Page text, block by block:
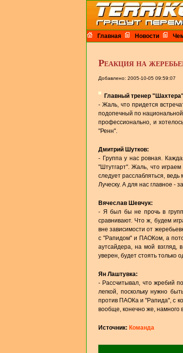
Главная Новости
Реакция на
Добавлено: 2005-10-05 09:59:07
Главный тренер
- Жаль, что придется
подопечный по
профессионально, и
"Ренн".
Дмитрий Шутков:
- Группа у нас ровная.
"Штутгарт". Жаль, что
следует расслабляться,
Луческу. А для нас главное -
Вячеслав Шевчук:
- Я был бы не прочь в
сравнивают. Что ж, будем
вне зависимости от
с "Рапидом" и ПАОКом, а
аутсайдера, на мой
уверен, будет стоять только
Ян Лаштувка:
- Рассчитывал, что жребий
легкой, поскольку нужно
против ПАОКа и "Рапида", с
вообще, конечно же,
Источник: Команда